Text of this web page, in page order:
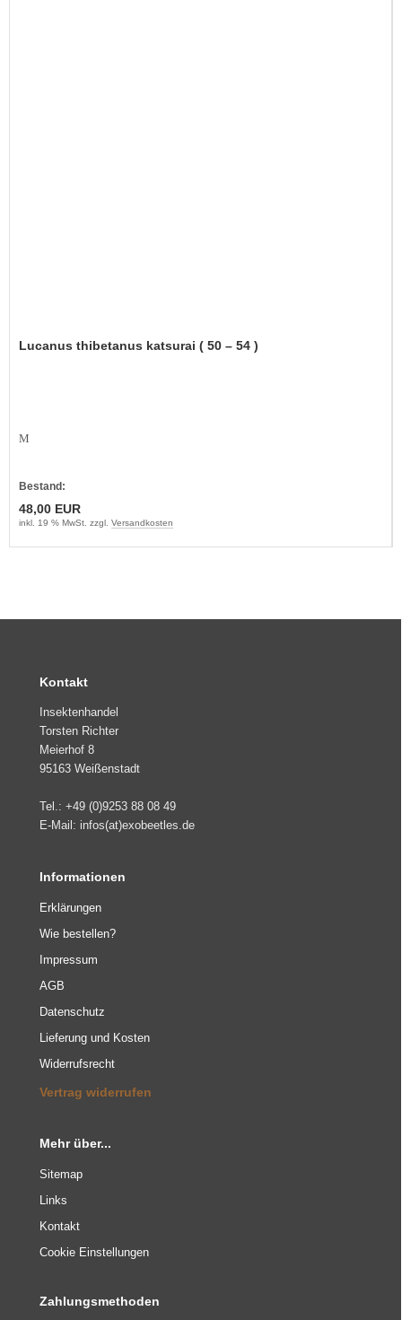
Lucanus thibetanus katsurai ( 50 – 54 )
M
Bestand:
48,00 EUR
inkl. 19 % MwSt. zzgl. Versandkosten
Kontakt
Insektenhandel
Torsten Richter
Meierhof 8
95163 Weißenstadt
Tel.: +49 (0)9253 88 08 49
E-Mail: infos(at)exobeetles.de
Informationen
Erklärungen
Wie bestellen?
Impressum
AGB
Datenschutz
Lieferung und Kosten
Widerrufsrecht
Vertrag widerrufen
Mehr über...
Sitemap
Links
Kontakt
Cookie Einstellungen
Zahlungsmethoden